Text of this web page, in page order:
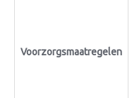
Voorzorgsmaatregelen